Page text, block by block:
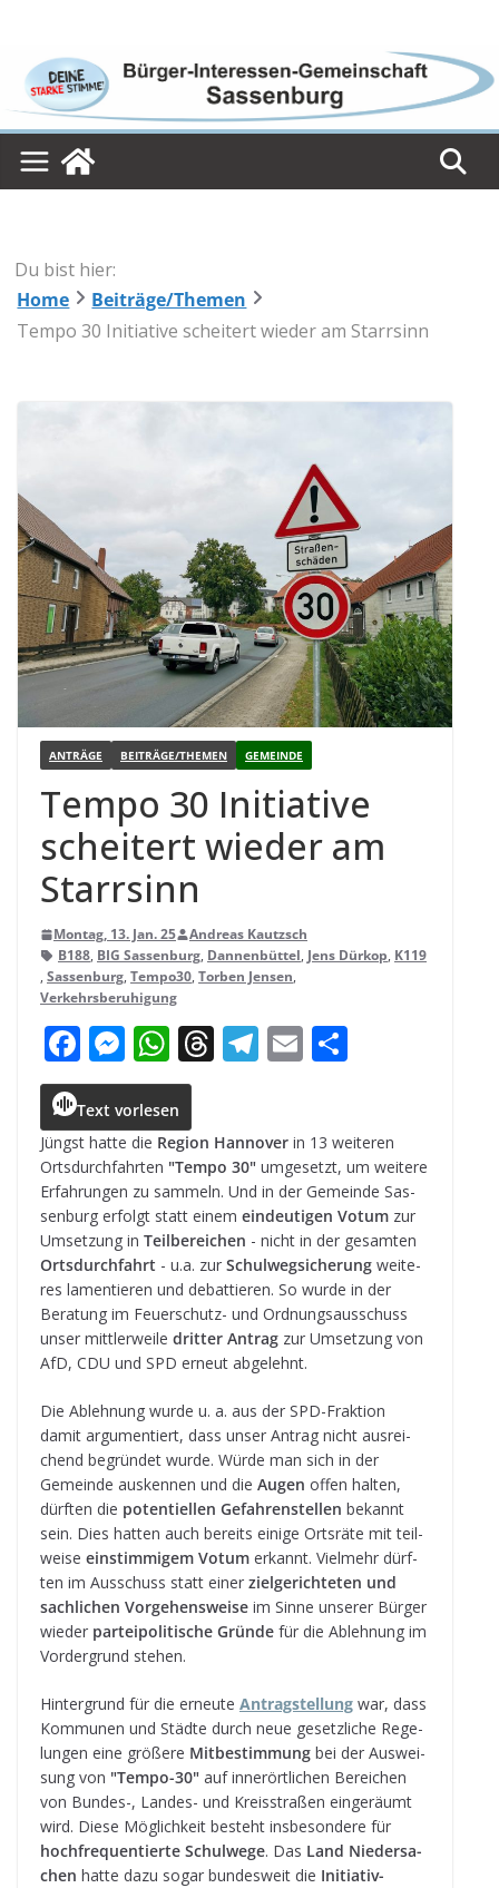
content
Du bist hier:
Home
Beiträge/Themen
Tempo 30 Initiative scheitert wieder am Starrsinn
ANTRÄGE BEITRÄGE/THEMEN GEMEINDE
Tempo 30 Initia­tive
schei­tert wie­der am
Starrsinn
Montag, 13. Jan. 25
Andreas Kautzsch
B188, BIG Sassenburg, Dannenbüttel, Jens Dürkop, K119
, Sassenburg, Tempo30, Torben Jensen,
Verkehrsberuhigung
F
a
c
e
b
o
o
k
M
e
ss
e
n
g
e
r
W
h
a
ts
A
p
p
T
e
a
d
s
T
g
r
a
m
E
l n
Text vorlesen
Jüngst hatte die Region Han­no­ver in 13 wei­te­ren
Orts­durch­fahr­ten "Tempo 30" umge­setzt, um wei­tere
Erfah­run­gen zu sam­meln. Und in der Gemeinde Sas­
sen­burg erfolgt statt einem ein­deu­ti­gen Votum zur
Umset­zung in Teil­be­rei­chen - nicht in der gesam­ten
Orts­durch­fahrt - u.a. zur Schul­weg­si­che­rung wei­te­
res lamen­tie­ren und debat­tie­ren. So wurde in der
Bera­tung im Feu­er­schutz- und Ord­nungs­aus­schuss
unser mitt­ler­weile drit­ter Antrag zur Umset­zung von
AfD, CDU und SPD erneut abgelehnt.
Die Ableh­nung wurde u. a. aus der SPD-Frak­tion
damit argu­men­tiert, dass unser Antrag nicht aus­rei­
chend begrün­det wurde. Würde man sich in der
Gemeinde aus­ken­nen und die Augen offen hal­ten,
dürf­ten die poten­ti­el­len Gefah­ren­stel­len bekannt
sein. Dies hat­ten auch bereits einige Orts­räte mit teil­
weise ein­stim­mi­gem Votum erkannt. Viel­mehr dürf­
ten im Aus­schuss statt einer ziel­ge­rich­te­ten und
sach­li­chen Vor­ge­hens­weise im Sinne unse­rer Bür­ger
wie­der par­tei­po­li­ti­sche Gründe für die Ableh­nung im
Vor­der­grund stehen.
Hin­ter­grund für die erneute Antrag­stel­lung war, dass
Kom­mu­nen und Städte durch neue gesetz­li­che Rege­
lun­gen eine grö­ßere Mit­be­stim­mung bei der Aus­wei­
sung von "Tempo-30" auf inner­ört­li­chen Berei­chen
von Bun­des-, Lan­des- und Kreis­stra­ßen ein­ge­räumt
wird. Diese Mög­lich­keit besteht ins­be­son­dere für
hoch­fre­quen­tierte Schul­wege. Das Land Nie­der­sa­
chen hatte dazu sogar bun­des­weit die Initia­tiv-